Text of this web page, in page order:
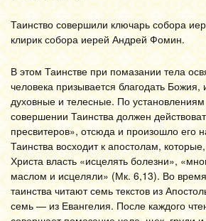
Таинство совершили ключарь собора
клирик собора иерей Андрей Фомин.
В этом Таинстве при помазании тела
человека призывается благодать
духовные и телесные. По
совершении Таинства должен
пресвитеров», отсюда и произошло его
Таинства восходит к апостолам,
Христа власть «исцелять болезни»,
маслом и исцеляли» (Мк. 6,13). Во
таинства читают семь текстов из
семь — из Евангелия. После каждого